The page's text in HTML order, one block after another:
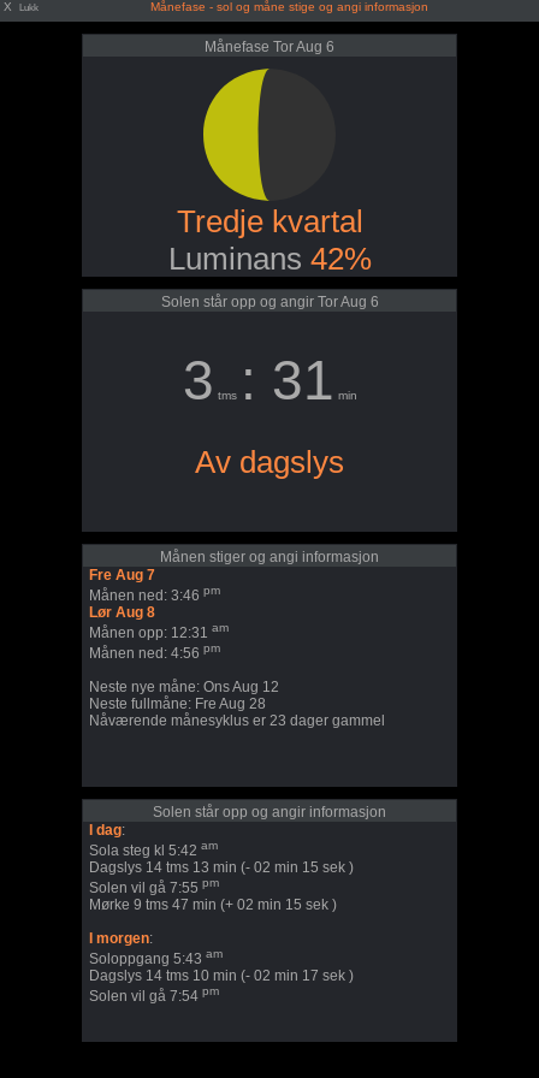
X Lukk Månefase - sol og måne stige og angi informasjon
Månefase Tor Aug 6
Tredje kvartal
Luminans 42%
Solen står opp og angir Tor Aug 6
3 tms : 31 min
Av dagslys
Månen stiger og angi informasjon
Fre Aug 7
Månen ned: 3:46 pm
Lør Aug 8
Månen opp: 12:31 am
Månen ned: 4:56 pm
Neste nye måne: Ons Aug 12
Neste fullmåne: Fre Aug 28
Nåværende månesyklus er 23 dager gammel
Solen står opp og angir informasjon
I dag:
Sola steg kl 5:42 am
Dagslys 14 tms 13 min (- 02 min 15 sek )
Solen vil gå 7:55 pm
Mørke 9 tms 47 min (+ 02 min 15 sek )
I morgen:
Soloppgang 5:43 am
Dagslys 14 tms 10 min (- 02 min 17 sek )
Solen vil gå 7:54 pm